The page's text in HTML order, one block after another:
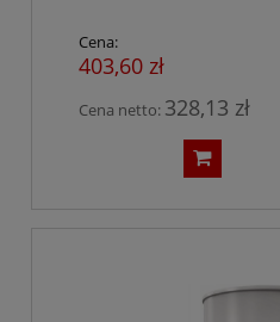
Cena:
403,60 zł
Cena netto: 328,13 zł